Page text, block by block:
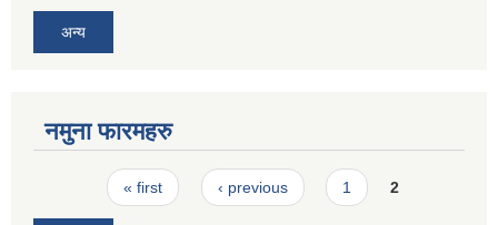
अन्य
नमुना फारमहरु
Pages« first ‹ previous 1 2